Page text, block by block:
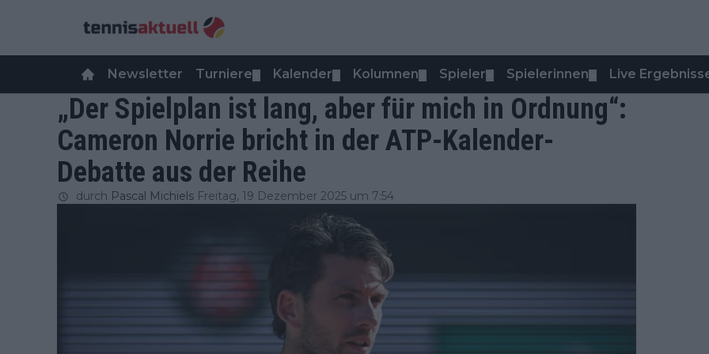
Newsletter Turniere Kalender Kolumnen Spieler Spielerinnen Live
„Der Spielplan ist lang, aber für mich in Ordnung“:
Cameron Norrie bricht in der ATP-Kalender-
Debatte aus der Reihe
durch Pascal Michiels Freitag, 19 Dezember 2025 um 7:54